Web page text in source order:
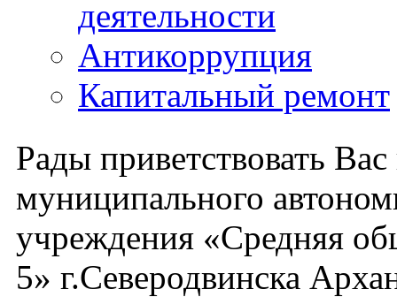
деятельности
Антикоррупция
Капитальный ремонт
Рады приветствовать
муниципального
учреждения «Средняя
5» г.Северодвинска